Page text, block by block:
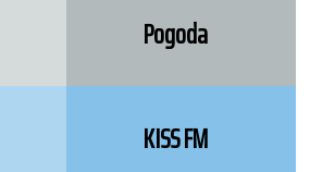
Pogoda
KISS FM